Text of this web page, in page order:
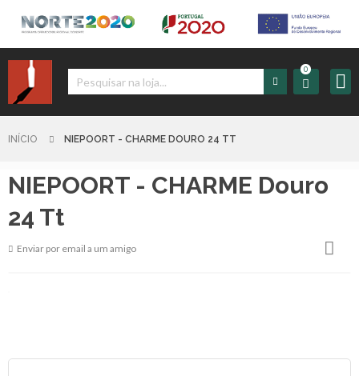
0
Sessão
Sign
Carrinho
INÍCIO NIEPOORT - CHARME DOURO 24 TT
NIEPOORT - CHARME Douro
24 Tt
Enviar por email a um amigo